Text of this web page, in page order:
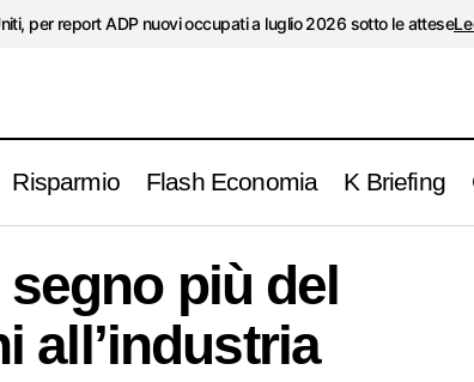
per report ADP nuovi occupati a luglio 2026 sotto le attese
Risparmio Flash Economia K Briefing
primo segno più del 2025 per gli ordini
più del
all’industria